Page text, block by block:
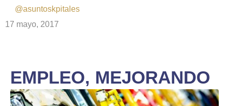
@asuntoskpitales
17 mayo, 2017
EMPLEO, MEJORANDO